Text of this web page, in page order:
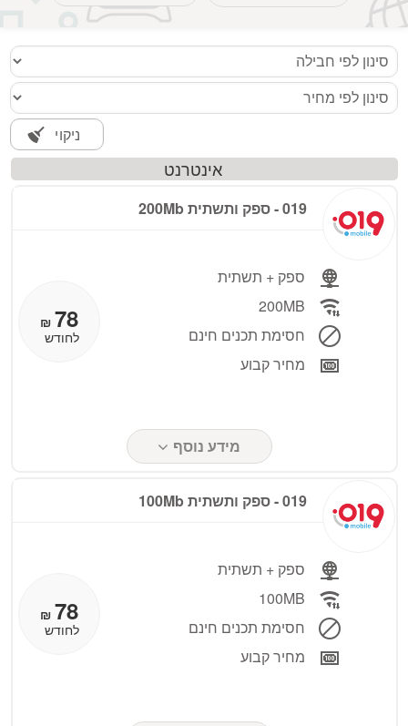
השארת פרטים ב 019
ניקוי
אינטרנט
019 - ספק ותשתית 200Mb
ספק + תשתית
200MB
חסימת תכנים חינם
מחיר קבוע
78
₪
לחודש
מידע נוסף
019 - ספק ותשתית 100Mb
ספק + תשתית
100MB
חסימת תכנים חינם
מחיר קבוע
78
₪
לחודש